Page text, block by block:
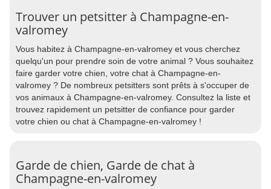
Trouver un petsitter à Champagne-en-
valromey
Vous habitez à Champagne-en-valromey et vous cherchez
quelqu'un pour prendre soin de votre animal ? Vous souhaitez
faire garder votre chien, votre chat à Champagne-en-
valromey ? De nombreux petsitters sont prêts à s'occuper de
vos animaux à Champagne-en-valromey. Consultez la liste et
trouvez rapidement un petsitter de confiance pour garder
votre chien ou chat à Champagne-en-valromey !
Garde de chien, Garde de chat à
Champagne-en-valromey